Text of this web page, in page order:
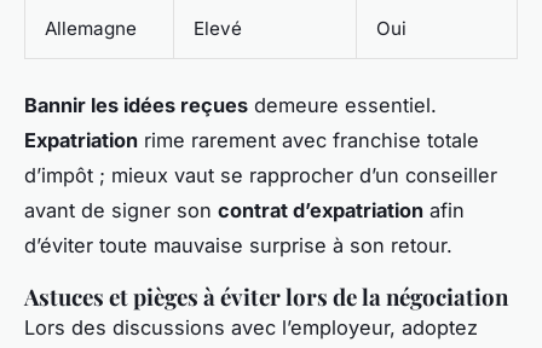
Allemagne Elevé Oui
Bannir les idées reçues demeure essentiel.
Expatriation rime rarement avec franchise totale
d’impôt ; mieux vaut se rapprocher d’un conseiller
avant de signer son contrat d’expatriation afin
d’éviter toute mauvaise surprise à son retour.
Astuces et pièges à éviter lors de la négociation
Lors des discussions avec l’employeur, adoptez